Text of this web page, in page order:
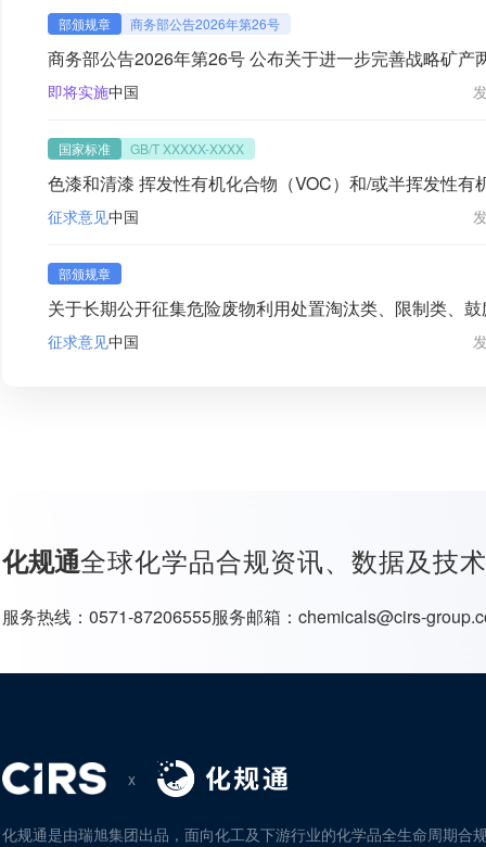
部颁规章 商务部公告2026年第26号
商务部公告2026年第26号 公布关于进一步完善战略矿产
违法违规行为举报处理工作有关事项
即将实施中国
国家标准 GB/T XXXXX-XXXX
色漆和清漆 挥发性有机化合物（VOC）和/或半挥发性有
C）含量的测定 第1部分：重量法测定VOC（征求意见稿
征求意见中国
部颁规章
关于长期公开征集危险废物利用处置淘汰类、限制类、
议的通知
征求意见中国
化规通全球化学品合规资讯、数据及技
服务热线： 0571-87206555服务邮箱： chemicals@cirs-
x
化规通是由瑞旭集团出品，面向化工及下游行业的化学品全生命周期合